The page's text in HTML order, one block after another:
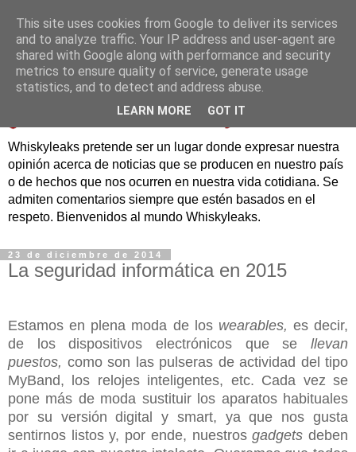
Whiskyleaks pretende ser un lugar donde expresar nuestra
opinión acerca de noticias que se producen en nuestro país
o de hechos que nos ocurren en nuestra vida cotidiana. Se
admiten comentarios siempre que estén basados en el
respeto. Bienvenidos al mundo Whiskyleaks.
23 de diciembre de 2014
La seguridad informática en 2015
Estamos en plena moda de los wearables, es decir,
de los dispositivos electrónicos que se llevan
puestos, como son las pulseras de actividad del tipo
MyBand, los relojes inteligentes, etc. Cada vez se
pone más de moda sustituir los aparatos habituales
por su versión digital y smart, ya que nos gusta
sentirnos listos y, por ende, nuestrosgadgets deben
This site uses cookies from Google to deliver its services
and to analyze traffic. Your IP address and user-agent are
shared with Google along with performance and security
metrics to ensure quality of service, generate usage
statistics, and to detect and address abuse.
LEARN MORE GOT IT